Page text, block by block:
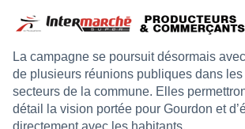
La campagne se poursuit désormais
de plusieurs réunions publiques dans les
secteurs de la commune. Elles
détail la vision portée pour Gourdon et
directement avec les habitants.